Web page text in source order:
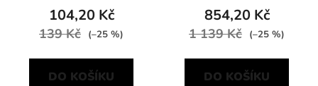
104,20 Kč
139 Kč (–25 %)
DO KOŠÍKU
854,20 Kč
1 139 Kč (–25 %)
DO KOŠÍKU